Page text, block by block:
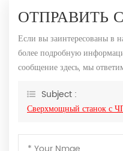
ОТПРАВИТЬ
Если вы заинтересованы в
более подробную
сообщение здесь, мы
Subject :
Сверхмощный станок с